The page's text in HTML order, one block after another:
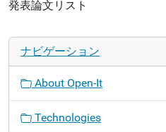
発表論文リスト
ナビゲーション
About Open-It
Technologies